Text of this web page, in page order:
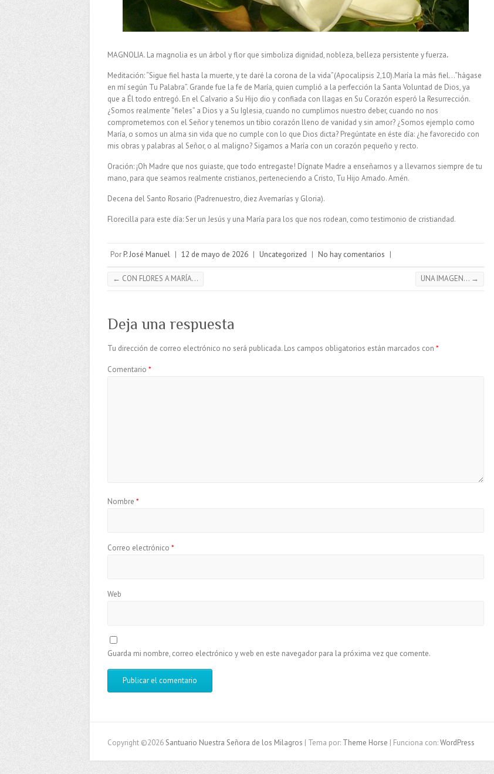
MAGNOLIA. La magnolia es un árbol y flor que simboliza dignidad, nobleza, belleza persistente y fuerza.
Meditación: “Sigue fiel hasta la muerte, y te daré la corona de la vida”(Apocalipsis 2,10).María la más fiel…“hágase
en mí según Tu Palabra”. Grande fue la fe de María, quien cumplió a la perfección la Santa Voluntad de Dios, ya
que a Él todo entregó. En el Calvario a Su Hijo dio y confiada con llagas en Su Corazón esperó la Resurrección.
¿Somos realmente “fieles” a Dios y a Su Iglesia, cuando no cumplimos nuestro deber, cuando no nos
comprometemos con el Señor y tenemos un tibio corazón lleno de vanidad y sin amor? ¿Somos ejemplo como
María, o somos un alma sin vida que no cumple con lo que Dios dicta? Pregúntate en éste día: ¿he favorecido con
mis obras y palabras al Señor, o al maligno? Sigamos a María con un corazón pequeño y recto.
Oración: ¡Oh Madre que nos guiaste, que todo entregaste! Dígnate Madre a enseñarnos y a llevarnos siempre de tu
mano, para que seamos realmente cristianos, perteneciendo a Cristo, Tu Hijo Amado. Amén.
Decena del Santo Rosario (Padrenuestro, diez Avemarías y Gloria).
Florecilla para este día: Ser un Jesús y una María para los que nos rodean, como testimonio de cristiandad.
Por P. José Manuel | 12 de mayo de 2026 | Uncategorized | No hay comentarios |
← CON FLORES A MARÍA… UNA IMAGEN… →
Deja una respuesta
Tu dirección de correo electrónico no será publicada. Los campos obligatorios están marcados con *
Comentario *
Nombre *
Correo electrónico *
Web
Guarda mi nombre, correo electrónico y web en este navegador para la próxima vez que comente.
Copyright ©2026 Santuario Nuestra Señora de los Milagros | Tema por: Theme Horse | Funciona con:WordPress